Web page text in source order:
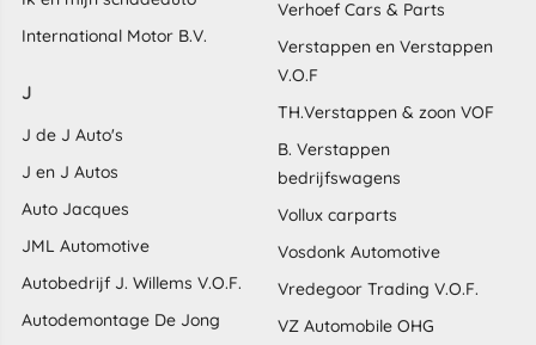
International Motor B.V.
J
J de J Auto's
J en J Autos
Auto Jacques
JML Automotive
Autobedrijf J. Willems V.O.F.
Autodemontage De Jong
Verhoef Cars & Parts
Verstappen en Verstappen
V.O.F
TH.Verstappen & zoon VOF
B. Verstappen
bedrijfswagens
Vollux carparts
Vosdonk Automotive
Vredegoor Trading V.O.F.
VZ Automobile OHG